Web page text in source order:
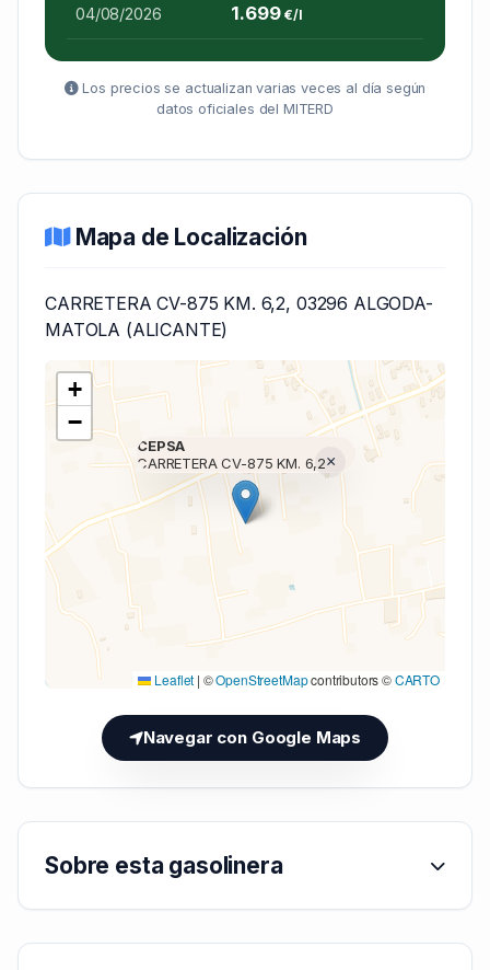
04/08/2026 1.699€/l
Los precios se actualizan varias veces al día según
datos oficiales del MITERD
Mapa de Localización
CARRETERA CV-875 KM. 6,2, 03296 ALGODA-
MATOLA (ALICANTE)
Cargando mapa (V7 Inline)...
CEPSA
CARRETERA CV-875 KM. 6,2×
+
−
Leaflet | ©OpenStreetMapcontributors ©CARTO
Navegar con Google Maps
Sobre esta gasolinera